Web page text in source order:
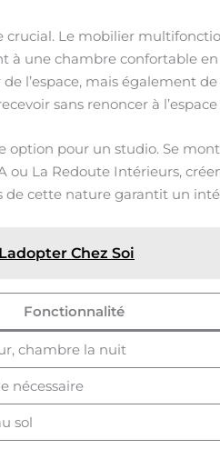
crucial. Le mobilier
à une chambre confortable
l’espace, mais également
sans renoncer à
option pour un studio. Se
ou La Redoute Intérieurs,
cette nature garantit un
Chez Soi
Fonctionnalité
chambre la nuit
nécessaire
sol